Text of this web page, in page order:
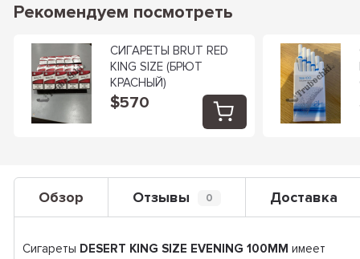
Рекомендуем посмотреть
СИГАРЕТЫ BRUT RED
KING SIZE (БРЮТ
КРАСНЫЙ)
$570
Обзор Отзывы 0 Доставка
Сигареты DESERT KING SIZE EVENING 100ММ имеет